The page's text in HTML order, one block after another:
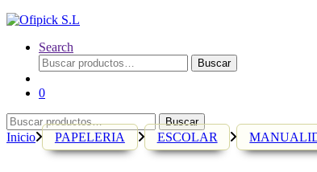
Search
Buscar
por:
Buscar
0
Buscar
por:
Buscar
Inicio PAPELERIA ESCOLAR